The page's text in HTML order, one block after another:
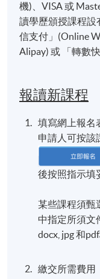
機)、VISA 或
讀學歷頒授課程設
信支付」(Online
Alipay) 或 「轉數
報讀新課程
填寫網上報名
申請人可按該
後按照指示填
某些課程須甄
中指定所須文
docx, jpg 和
繳交所需費用